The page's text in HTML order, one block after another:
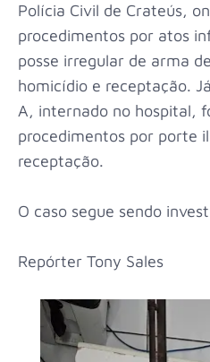
Polícia Civil de Crateús,
procedimentos por atos
posse irregular de arma
homicídio e receptação.
A, internado no hospital,
procedimentos por porte
receptação.
O caso segue sendo
Repórter Tony Sales